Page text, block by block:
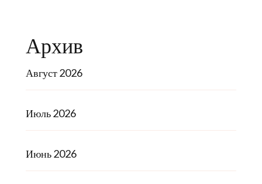
Архив
Август 2026
Июль 2026
Июнь 2026